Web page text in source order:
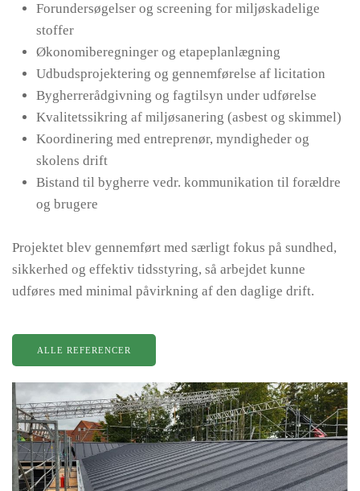
Forundersøgelser og screening for miljøskadelige
stoffer
Økonomiberegninger og etapeplanlægning
Udbudsprojektering og gennemførelse af licitation
Bygherrerådgivning og fagtilsyn under udførelse
Kvalitetssikring af miljøsanering (asbest og skimmel)
Koordinering med entreprenør, myndigheder og
skolens drift
Bistand til bygherre vedr. kommunikation til forældre
og brugere
Projektet blev gennemført med særligt fokus på sundhed,
sikkerhed og effektiv tidsstyring, så arbejdet kunne
udføres med minimal påvirkning af den daglige drift.
ALLE REFERENCER